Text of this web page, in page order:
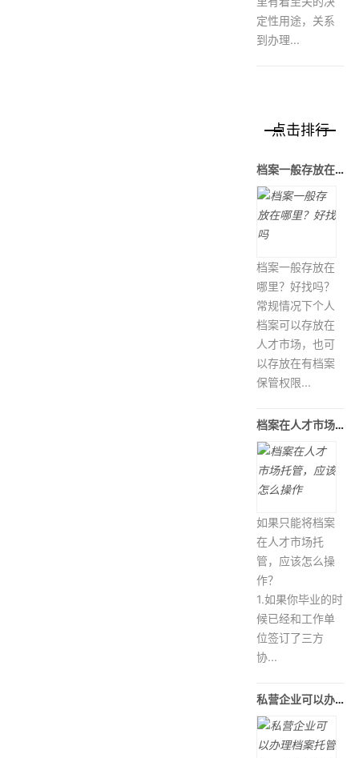
定性用途，关系
到办理...
点击排行
档案一般存放在哪里？好找吗
档案一般存放在
哪里？好找吗？
常规情况下个人
档案可以存放在
人才市场，也可
以存放在有档案
保管权限...
档案在人才市场托管，应该怎么操作
如果只能将档案
在人才市场托
管，应该怎么操
作？
1.如果你毕业的时
候已经和工作单
位签订了三方
协...
私营企业可以办理档案托管吗，存放在